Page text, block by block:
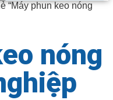
“Máy phun keo nóng
nóng